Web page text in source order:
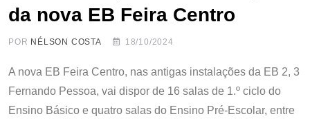
da nova EB Feira Centro
POR NÉLSON COSTA 18/10/2024
A nova EB Feira Centro, nas antigas instalações da EB 2, 3
Fernando Pessoa, vai dispor de 16 salas de 1.º ciclo do
Ensino Básico e quatro salas do Ensino Pré-Escolar, entre